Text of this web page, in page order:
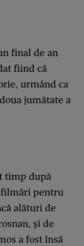
final de an
fiind că
urmând ca
jumătate a
timp după
pentru
alături de
și de
a fost însă